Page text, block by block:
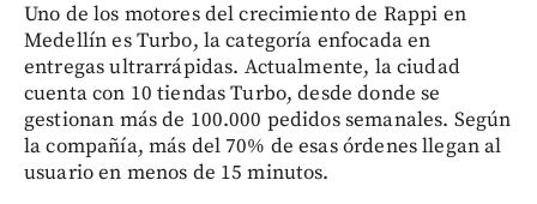
Uno de los motores del crecimiento de Rappi en
Medellín es Turbo, la categoría enfocada en
entregas ultrarrápidas. Actualmente, la ciudad
cuenta con 10 tiendas Turbo, desde donde se
gestionan más de 100.000 pedidos semanales. Según
la compañía, más del 70% de esas órdenes llegan al
usuario en menos de 15 minutos.